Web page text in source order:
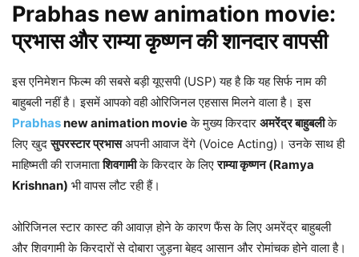
Prabhas new animation movie:
प्रभास और राम्या कृष्णन की शानदार वापसी
इस एनिमेशन फिल्म की सबसे बड़ी यूएसपी (USP) यह है कि यह सिर्फ नाम की
बाहुबली नहीं है। इसमें आपको वही ओरिजिनल एहसास मिलने वाला है। इस
Prabhasnew animation movieके मुख्य किरदार अमरेंद्र बाहुबलीके
लिए खुदसुपरस्टार प्रभासअपनी आवाज देंगे (Voice Acting)। उनके साथ ही
माहिष्मती की राजमाताशिवगामीके किरदार के लिएराम्या कृष्णन (Ramya
Krishnan) भी वापस लौट रही हैं।
ओरिजिनल स्टार कास्ट की आवाज़ होने के कारण फैंस के लिए अमरेंद्र बाहुबली
और शिवगामी के किरदारों से दोबारा जुड़ना बेहद आसान और रोमांचक होने वाला है।